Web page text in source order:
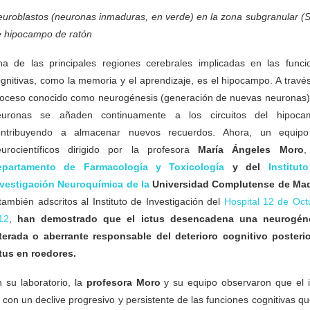
(neuronas inmaduras, en verde) en la zona subgranular
hipocampo de ratón
de las principales regiones cerebrales implicadas en las
como la memoria y el aprendizaje, es el hipocampo. A
conocido como neurogénesis (generación de nuevas
se añaden continuamente a los circuitos del
a almacenar nuevos recuerdos. Ahora, un
dirigido por la profesora María Ángeles Moro
de Farmacología y Toxicología y del
Neuroquímica de la Universidad Complutense de
adscritos al Instituto de Investigación del Hospital 12 de
han demostrado que el ictus desencadena una
o aberrante responsable del deterioro cognitivo
en roedores.
su laboratorio, la profesora Moro y su equipo observaron que el
un declive progresivo y persistente de las funciones cognitivas